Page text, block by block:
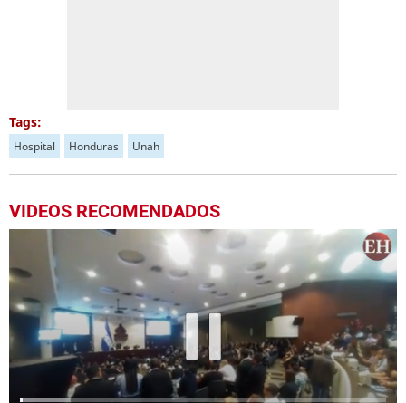
Tags:
Hospital Honduras Unah
VIDEOS RECOMENDADOS